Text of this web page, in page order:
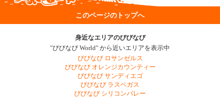
このページのトップへ
身近なエリアのびびなび
"びびなび World" から近いエリアを表示中
びびなび ロサンゼルス
びびなび オレンジカウンティー
びびなび サンディエゴ
びびなび ラスベガス
びびなび シリコンバレー